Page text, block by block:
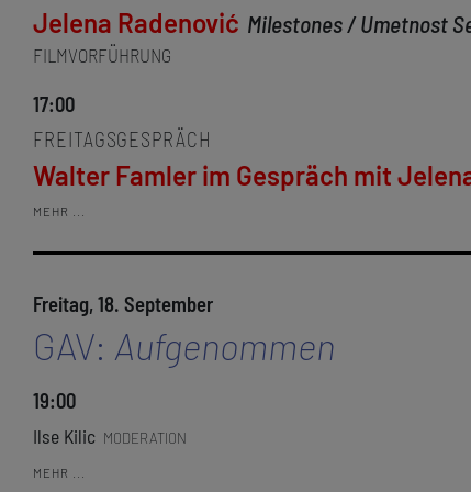
Jelena Radenović Milestones / Umetnost
FILMVORFÜHRUNG
17:00
FREITAGSGESPRÄCH
Walter Famler im Gespräch mit
MEHR ...
Freitag, 18. September
GAV: Aufgenommen
19:00
Ilse Kilic MODERATION
MEHR ...